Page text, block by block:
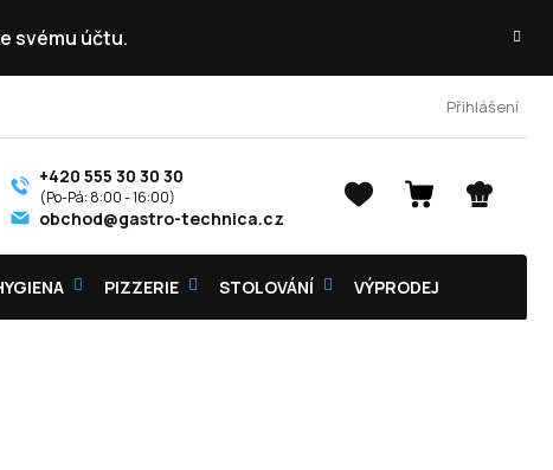
svému účtu.
Přihlášení
NÁKUPNÍ
+420 555 30 30 30
obchod@gastro-technica.cz
PIZZERIE STOLOVÁNÍ VÝPRODEJ